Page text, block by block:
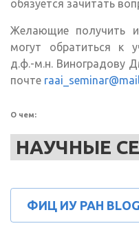
обязуется зачитать
Желающие получить
могут обратиться к
д.ф.-м.н. Виноградову
почте
О чем:
НАУЧНЫЕ
ФИЦ ИУ РАН BLOG